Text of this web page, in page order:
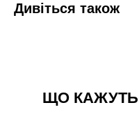
Дивіться також
ЩО КАЖУТЬ